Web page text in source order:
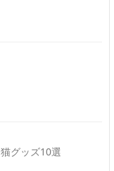
グッズ10選